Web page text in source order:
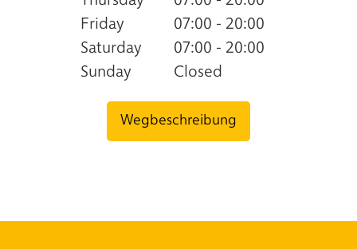
Friday
07:00 - 20:00
Saturday
07:00 - 20:00
Sunday
Closed
Wegbeschreibung